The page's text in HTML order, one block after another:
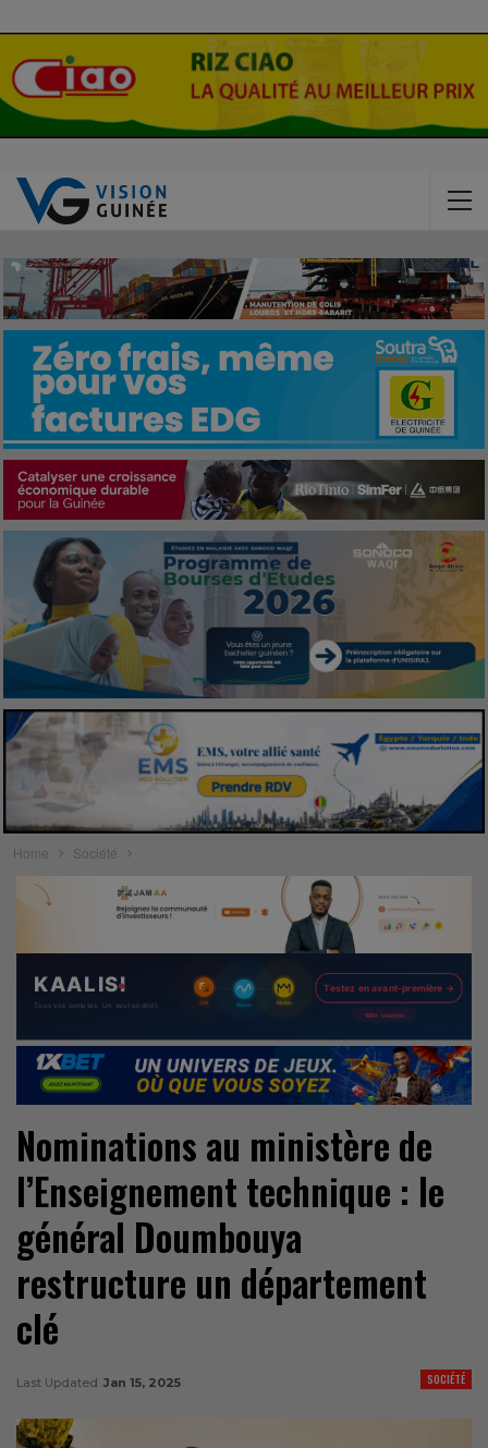
Home Société
Nominations au ministère de
l’Enseignement technique : le
général Doumbouya
restructure un département
clé
SOCIÉTÉ
Last Updated Jan 15, 2025